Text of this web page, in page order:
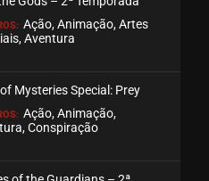
Ação, Animação, Artes
Aventura
Mysteries Special: Prey
Ação, Animação,
Conspiração